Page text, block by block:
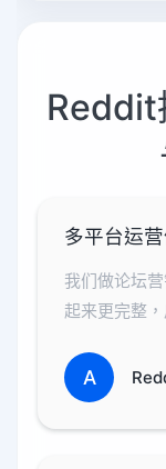
Reddit
多平台运
我们做论坛
起来更完整
A